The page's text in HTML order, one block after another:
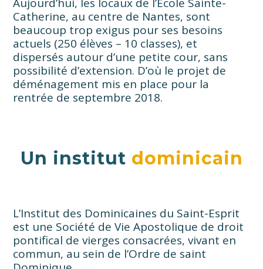
Catherine, au centre de Nantes, sont
beaucoup trop exigus pour ses besoins
actuels (250 élèves – 10 classes), et
dispersés autour d’une petite cour, sans
possibilité d’extension. D’où le projet de
déménagement mis en place pour la
rentrée de septembre 2018.
Un institut dominicain
L’Institut des Dominicaines du Saint-Esprit
est une Société de Vie Apostolique de droit
pontifical de vierges consacrées, vivant en
commun, au sein de l’Ordre de saint